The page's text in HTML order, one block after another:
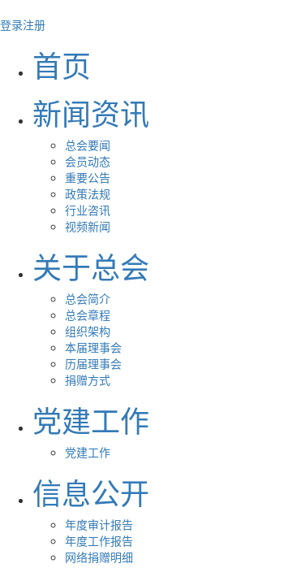
登录注册
首页
新闻资讯
总会要闻
会员动态
重要公告
政策法规
行业咨讯
视频新闻
关于总会
总会简介
总会章程
组织架构
本届理事会
历届理事会
捐赠方式
党建工作
党建工作
信息公开
年度审计报告
年度工作报告
网络捐赠明细